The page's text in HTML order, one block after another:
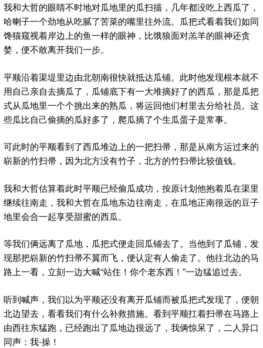
我和大哲的眼睛不时地对瓜地里的瓜扫描，几年都没吃上西瓜了，
哈喇子一个劲地从吃腻了苦菜的嘴里往外流。瓜把式看着我们如同
馋猫窥视着岸边上的鱼一样的眼神，比饿狼面对羔羊的眼神还贪
婪，便不敢离开我们一步。
平顺沿着渠堤里边由北朝南很快就抵达瓜铺。此时他发现根本就不
用自己亲自去摘瓜了，瓜铺底下有一大堆摘好了的西瓜，那是瓜把
式从瓜地里一个个挑出来的熟瓜，将运回他们村里去分给社员。这
些瓜比自己偷摘的瓜好多了，爬瓜摘了个生瓜蛋子是常事。
可此时的平顺看到了西瓜堆边上的一把扫帚，那是从南方运过来的
崭新的竹扫帚，因为北方没有竹子，北方的竹扫帚比较值钱。
我和大哲估算着此时平顺已经偷瓜成功，按原计划他抱着瓜在渠里
继续往南走，我和大哲在瓜地东边往南走，在瓜地正南很远的豆子
地里会合一起享受甜蜜的西瓜。
等我们俩远离了瓜地，瓜把式便走回瓜铺去了。当他到了瓜铺，发
现那把崭新的竹扫帚不翼而飞，便认定有人偷走了。他往北边的马
路上一看，立刻一边大喊“站住！你个老东西！”一边猛追过去。
听到喊声，我们以为平顺还没有离开瓜铺而被瓜把式发现了，便朝
北边望去，看看我们有什么补救措施。看到平顺扛着扫帚在马路上
由西往东猛跑，已经跑出了瓜地边很远了，我俩惊呆了，二人异口
同声：我-操！